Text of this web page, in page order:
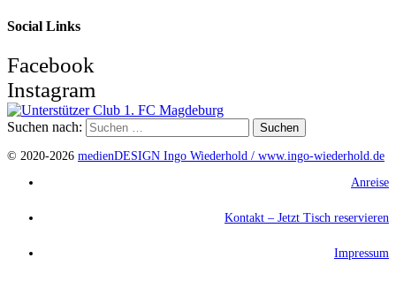
Social Links
Facebook
Instagram
Suchen nach:
© 2020-2026 medienDESIGN Ingo Wiederhold / www.ingo-wiederhold.de
Anreise
Kontakt – Jetzt Tisch reservieren
Impressum